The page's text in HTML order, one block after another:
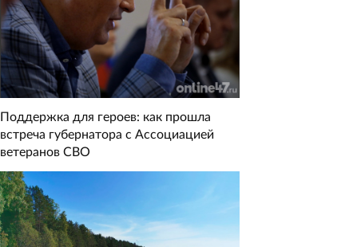
Поддержка для героев: как прошла
встреча губернатора с Ассоциацией
ветеранов СВО